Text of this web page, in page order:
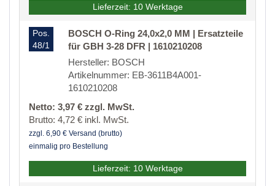
Lieferzeit: 10 Werktage
Pos.
48/1
BOSCH O-Ring 24,0x2,0 MM | Ersatzteile
für GBH 3-28 DFR | 1610210208
Hersteller: BOSCH
Artikelnummer: EB-3611B4A001-
1610210208
Netto: 3,97 € zzgl. MwSt.
Brutto: 4,72 € inkl. MwSt.
zzgl. 6,90 € Versand (brutto)
einmalig pro Bestellung
Lieferzeit: 10 Werktage